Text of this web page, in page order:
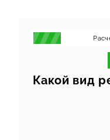
Какой вид